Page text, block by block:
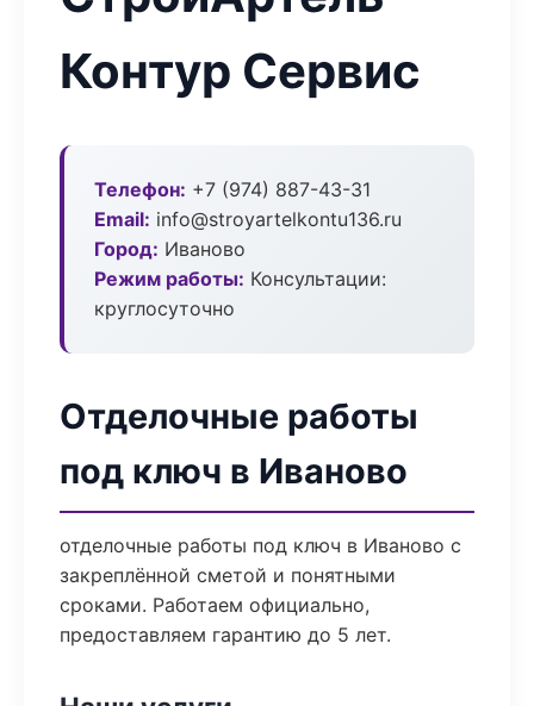
Контур Сервис
Телефон: +7 (974) 887-43-31
Email: info@stroyartelkontu136.ru
Город: Иваново
Режим работы: Консультации:
круглосуточно
Отделочные работы
под ключ в Иваново
отделочные работы под ключ в Иваново с
закреплённой сметой и понятными
сроками. Работаем официально,
предоставляем гарантию до 5 лет.